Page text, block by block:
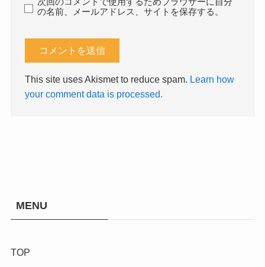
次回のコメントで使用するためブラウザーに自分
の名前、メールアドレス、サイトを保存する。
This site uses Akismet to reduce spam. Learn how
your comment data is processed.
MENU
TOP